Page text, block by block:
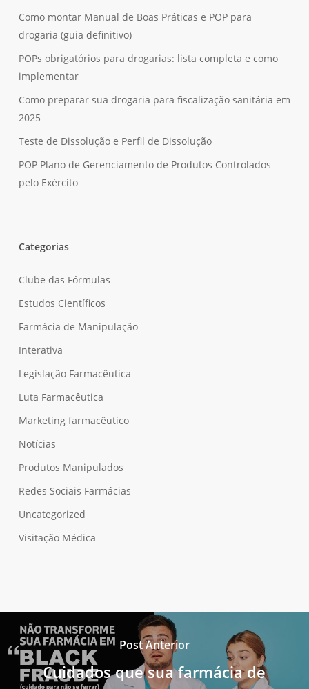
Como montar Manual de Boas Práticas e POP para
drogaria (guia definitivo)
POPs obrigatórios para drogarias: lista completa e como
implementar
Como preparar sua drogaria para fiscalização sanitária em
2025
Teste de Dissolução e Perfil de Dissolução
POP Plano de Gerenciamento de Produtos Controlados
pelo Exército
Categorias
Clube das Fórmulas
Estudos Científicos
Farmácia de Manipulação
Interativa
Legislação Farmacêutica
Luta Farmacêutica
Marketing farmacêutico
Notícias
Produtos Manipulados
Redes Sociais Farmácias
Uncategorized
Visitação Médica
Post Anterior
Cuidados que sua farmácia de